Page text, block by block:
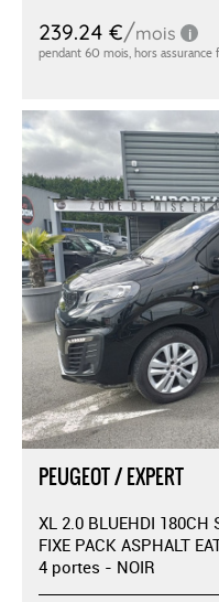
PEUGEOT / EXPERT
XL 2.0 BLUEHDI 180CH
FIXE PACK ASPHALT
4 portes - NOIR